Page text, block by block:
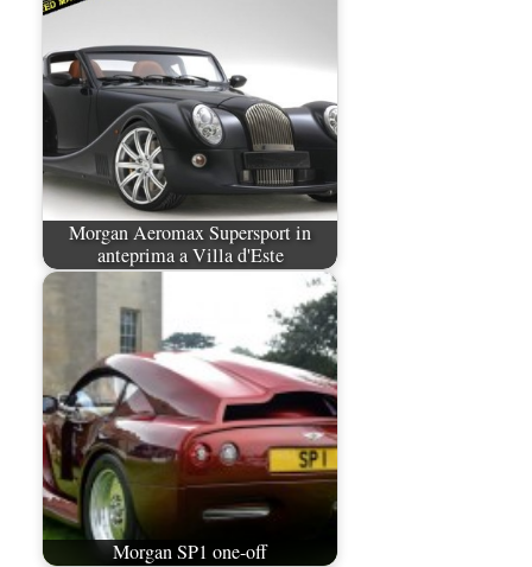
Morgan Aeromax Supersport in
anteprima a Villa d'Este
Morgan SP1 one-off